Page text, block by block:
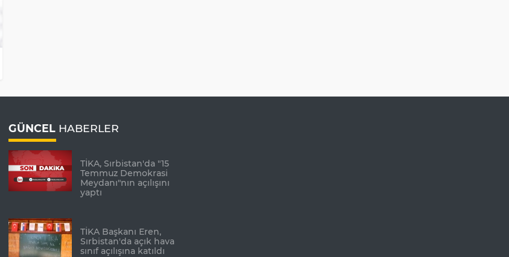
GÜNCEL HABERLER
TİKA, Sırbistan'da "15
Temmuz Demokrasi
Meydanı"nın açılışını
yaptı
TİKA Başkanı Eren,
Sırbistan'da açık hava
sınıf açılışına katıldı